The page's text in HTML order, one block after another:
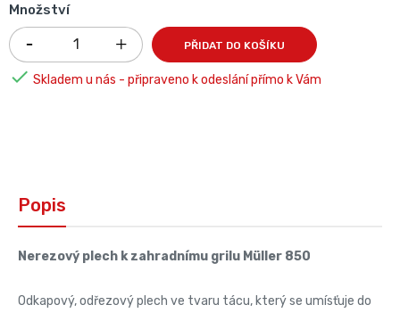
Množství
PŘIDAT DO KOŠÍKU
 Skladem u nás - připraveno k odeslání přímo k Vám
Popis
Nerezový plech k zahradnímu grilu Müller 850
Odkapový, odřezový plech ve tvaru tácu, který se umísťuje do